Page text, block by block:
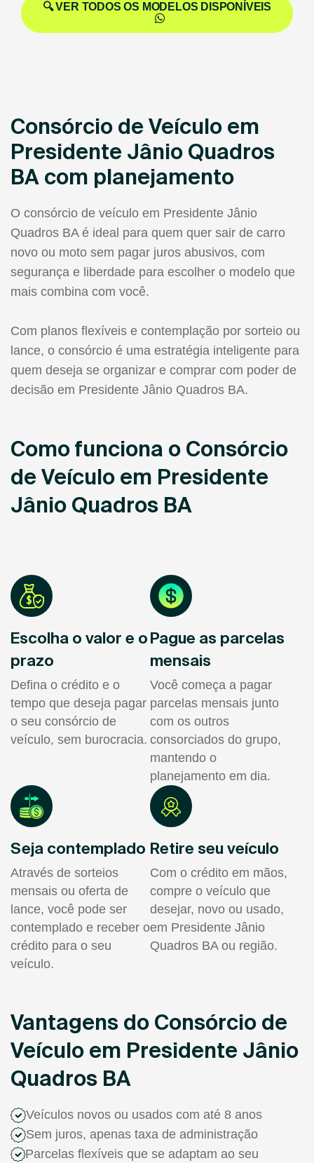
🔍 VER TODOS OS MODELOS DISPONÍVEIS
Consórcio de Veículo em
Presidente Jânio Quadros
BA com planejamento
O consórcio de veículo em Presidente Jânio
Quadros BA é ideal para quem quer sair de carro
novo ou moto sem pagar juros abusivos, com
segurança e liberdade para escolher o modelo que
mais combina com você.
Com planos flexíveis e contemplação por sorteio ou
lance, o consórcio é uma estratégia inteligente para
quem deseja se organizar e comprar com poder de
decisão em Presidente Jânio Quadros BA.
Como funciona o Consórcio
de Veículo em Presidente
Jânio Quadros BA
Escolha o valor e o
prazo
Defina o crédito e o
tempo que deseja pagar
o seu consórcio de
veículo, sem burocracia.
Pague as parcelas
mensais
Você começa a pagar
parcelas mensais junto
com os outros
consorciados do grupo,
mantendo o
planejamento em dia.
Seja contemplado
Através de sorteios
mensais ou oferta de
lance, você pode ser
contemplado e receber o
crédito para o seu
veículo.
Retire seu veículo
Com o crédito em mãos,
compre o veículo que
desejar, novo ou usado,
em Presidente Jânio
Quadros BA ou região.
Vantagens do Consórcio de
Veículo em Presidente Jânio
Quadros BA
Veículos novos ou usados com até 8 anos
Sem juros, apenas taxa de administração
Parcelas flexíveis que se adaptam ao seu